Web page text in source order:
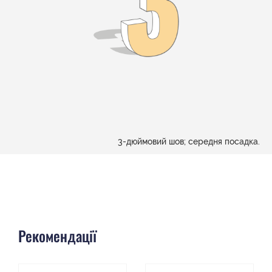
3-дюймовий шов; середня посадка.
Рекомендації